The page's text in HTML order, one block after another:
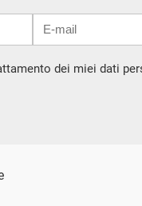
dei miei dati